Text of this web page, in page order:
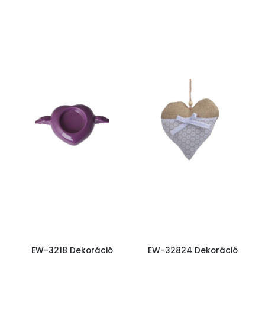
EW-3218 Dekoráció EW-32824 Dekoráció